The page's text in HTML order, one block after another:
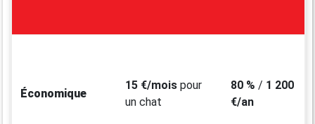
Économique
15 €/mois pour
un chat
80 % / 1 200
€/an